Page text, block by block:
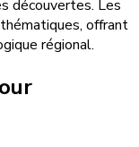
découvertes. Les
offrant
régional.